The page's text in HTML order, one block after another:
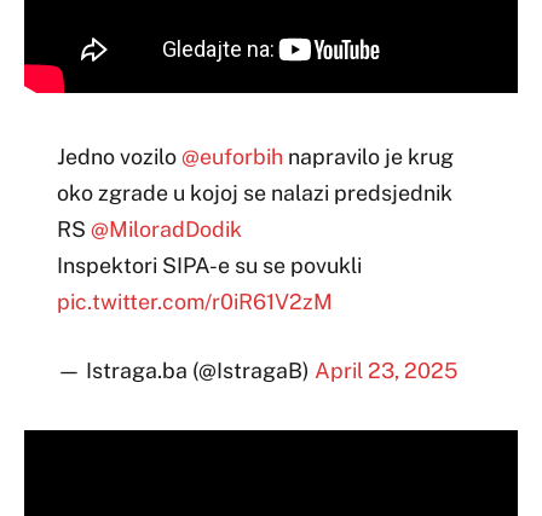
Jedno vozilo@euforbih napravilo je krug
oko zgrade u kojoj se nalazi predsjednik
RS @MiloradDodik
Inspektori SIPA-e su se povukli
pic.twitter.com/r0iR61V2zM
— Istraga.ba (@IstragaB) April 23, 2025